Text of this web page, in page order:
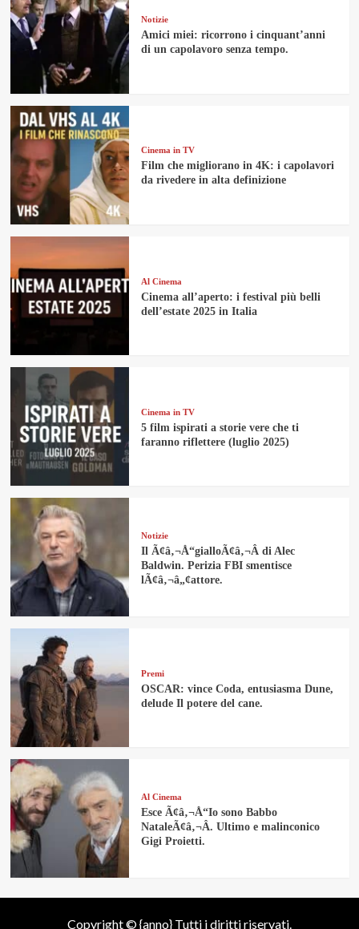
Notizie
Amici miei: ricorrono i cinquant’anni
di un capolavoro senza tempo.
Cinema in TV
Film che migliorano in 4K: i capolavori
da rivedere in alta definizione
Al Cinema
Cinema all’aperto: i festival più belli
dell’estate 2025 in Italia
Cinema in TV
5 film ispirati a storie vere che ti
faranno riflettere (luglio 2025)
Notizie
Il Ã¢â‚¬Å“gialloÃ¢â‚¬Â di Alec
Baldwin. Perizia FBI smentisce
lÃ¢â‚¬â„¢attore.
Premi
OSCAR: vince Coda, entusiasma Dune,
delude Il potere del cane.
Al Cinema
Esce Ã¢â‚¬Å“Io sono Babbo
NataleÃ¢â‚¬Â. Ultimo e malinconico
Gigi Proietti.
Copyright © {anno} Tutti i diritti riservati.